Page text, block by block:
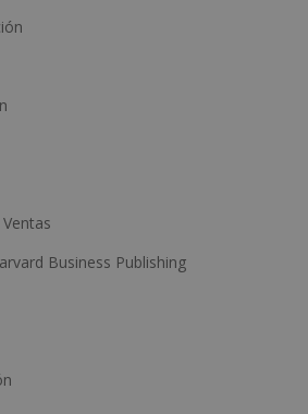
Business Publishing